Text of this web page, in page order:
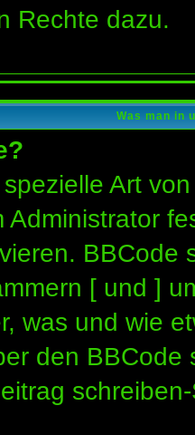
Rechte dazu.
Was man in
Art
Administrator
BBCode
[ und ]
was und wie
den